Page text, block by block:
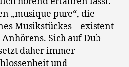
„musique pure“, die
Musikstückes – existent
Sich auf Dub-
daher immer
und